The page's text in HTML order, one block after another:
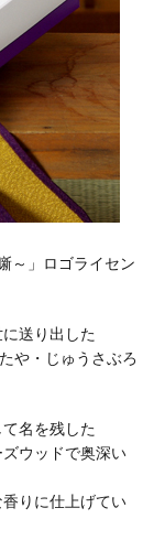
～」ロゴライセン
送り出した
や・じゅうさぶろ
名を残した
ウッドで奥深い
りに仕上げてい